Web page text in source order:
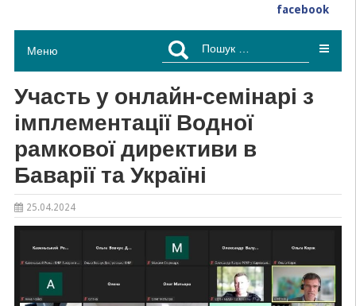
facebook
Меню
Пошук:
Участь у онлайн-семінарі з
імплементації Водної
рамкової директиви в
Баварії та Україні
25.04.2024